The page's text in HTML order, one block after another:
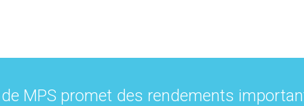
MPS promet des rendements